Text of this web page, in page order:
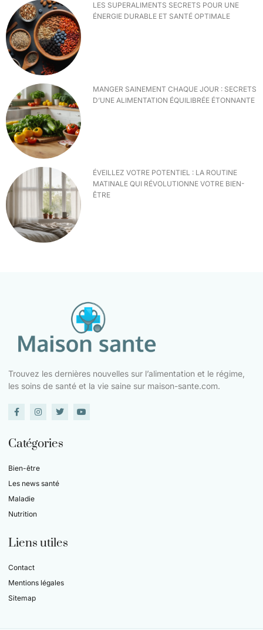
LES SUPERALIMENTS SECRETS POUR UNE
ÉNERGIE DURABLE ET SANTÉ OPTIMALE
MANGER SAINEMENT CHAQUE JOUR : SECRETS
D’UNE ALIMENTATION ÉQUILIBRÉE ÉTONNANTE
ÉVEILLEZ VOTRE POTENTIEL : LA ROUTINE
MATINALE QUI RÉVOLUTIONNE VOTRE BIEN-
ÊTRE
Trouvez les dernières nouvelles sur l’alimentation et le régime,
les soins de santé et la vie saine sur maison-sante.com.
Catégories
Bien-être
Les news santé
Maladie
Nutrition
Liens utiles
Contact
Mentions légales
Sitemap